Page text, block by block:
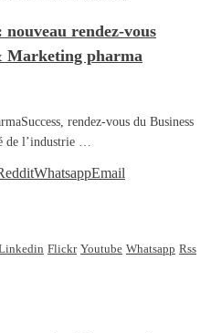
nouveau rendez-vous
Marketing pharma
rendez-vous du Business
de l’industrie …
WhatsappEmail
Flickr Youtube Whatsapp Rss